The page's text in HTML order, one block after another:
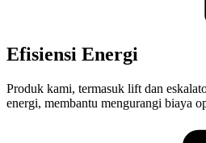
Efisiensi Energi
Produk kami, termasuk lift dan
energi, membantu mengurangi biaya